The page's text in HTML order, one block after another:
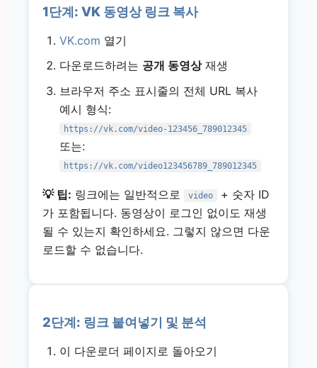
1단계: VK 동영상 링크 복사
VK.com 열기
다운로드하려는 공개 동영상재생
브라우저 주소 표시줄의 전체 URL 복사
예시 형식:
https://vk.com/video-123456_789012345
또는:
https://vk.com/video123456789_789012345
💡 팁: 링크에는 일반적으로 video
+ 숫자 ID
가 포함됩니다. 동영상이 로그인 없이도 재생
될 수 있는지 확인하세요. 그렇지 않으면 다운
로드할 수 없습니다.
2단계: 링크 붙여넣기 및 분석
이 다운로더 페이지로 돌아오기